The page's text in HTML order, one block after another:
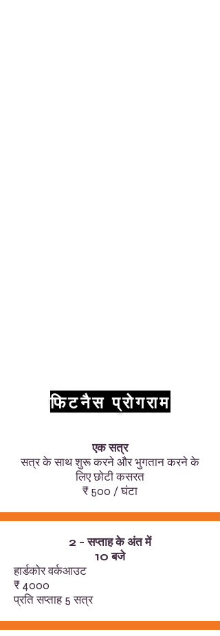
फिटनैस प्रोगराम
एक सत्र
सत्र के साथ शुरू करने और भुगतान करने के
लिए छोटी कसरत
₹ 500 / घंटा
2 - सप्ताह के अंत में
10 बजे
हार्डकोर वर्कआउट
₹ 4000
प्रति सप्ताह 5 सत्र